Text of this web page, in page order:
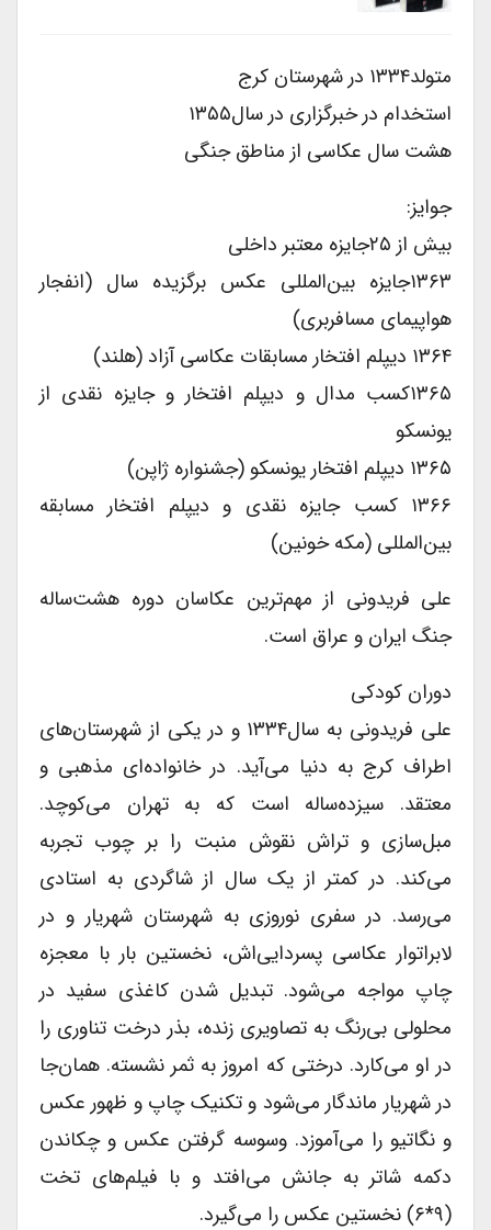
متولد۱۳۳۴ در شهرستان کرج
استخدام در خبرگزاری در سال۱۳۵۵
هشت سال عکاسى از مناطق جنگى
جوایز:
بیش از ۲۵جایزه معتبر داخلى
۱۳۶۳جایزه بین‌المللی عکس برگزیده سال (انفجار
هواپیماى مسافربرى)
۱۳۶۴ دیپلم افتخار مسابقات عکاسى آزاد (هلند)
۱۳۶۵کسب مدال و دیپلم افتخار و جایزه نقدى از
یونسکو
۱۳۶۵ دیپلم افتخار یونسکو (جشنواره ژاپن)
۱۳۶۶ کسب جایزه نقدى و دیپلم افتخار مسابقه
بین‌المللی (مکه خونین)
على فریدونى از مهم‌ترین عکاسان دوره هشت‌ساله
جنگ ایران و عراق است.
دوران کودکى
على فریدونى به سال۱۳۳۴ و در یکى از شهرستان‌های
اطراف کرج به دنیا می‌آید. در خانواده‌ای مذهبى و
معتقد. سیزده‌ساله است که به تهران می‌کوچد.
مبل‌سازی و تراش نقوش منبت را بر چوب تجربه
می‌کند. در کمتر از یک سال از شاگردى به استادى
می‌رسد. در سفرى نوروزى به شهرستان شهریار و در
لابراتوار عکاسى پسردایی‌اش، نخستین بار با معجزه
چاپ مواجه می‌شود. تبدیل شدن کاغذى سفید در
محلولى بی‌رنگ به تصاویرى زنده، بذر درخت تناورى را
در او می‌کارد. درختى که امروز به ثمر نشسته. همان‌جا
در شهریار ماندگار می‌شود و تکنیک چاپ و ظهور عکس
و نگاتیو را می‌آموزد. وسوسه گرفتن عکس و چکاندن
دکمه شاتر به جانش می‌افتد و با فیلم‌های تخت